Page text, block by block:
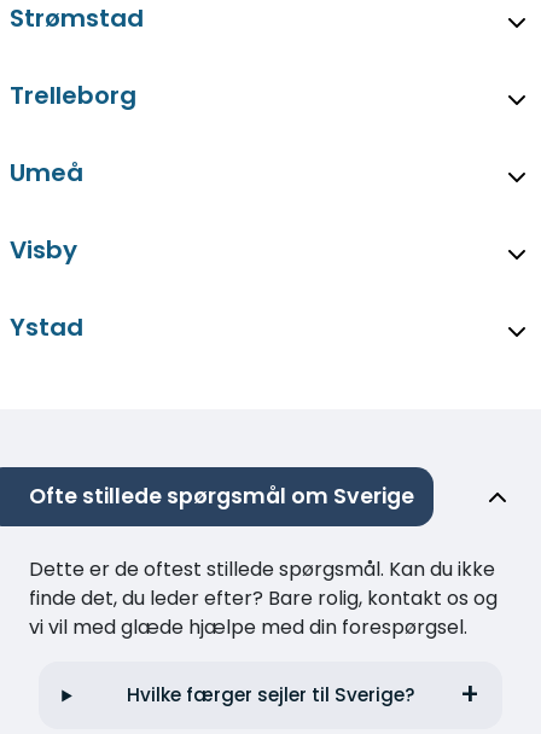
Strømstad
Trelleborg
Umeå
Visby
Ystad
Ofte stillede spørgsmål om Sverige
Dette er de oftest stillede spørgsmål. Kan du ikke
finde det, du leder efter? Bare rolig, kontakt os og
vi vil med glæde hjælpe med din forespørgsel.
Hvilke færger sejler til Sverige?